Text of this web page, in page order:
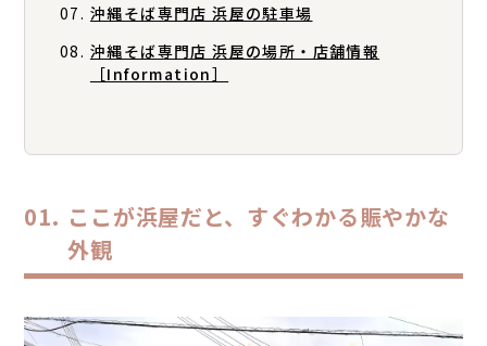
沖縄そば専門店 浜屋の駐車場
沖縄そば専門店 浜屋の場所・店舗情報
［Information］
ここが浜屋だと、すぐわかる賑やかな
外観